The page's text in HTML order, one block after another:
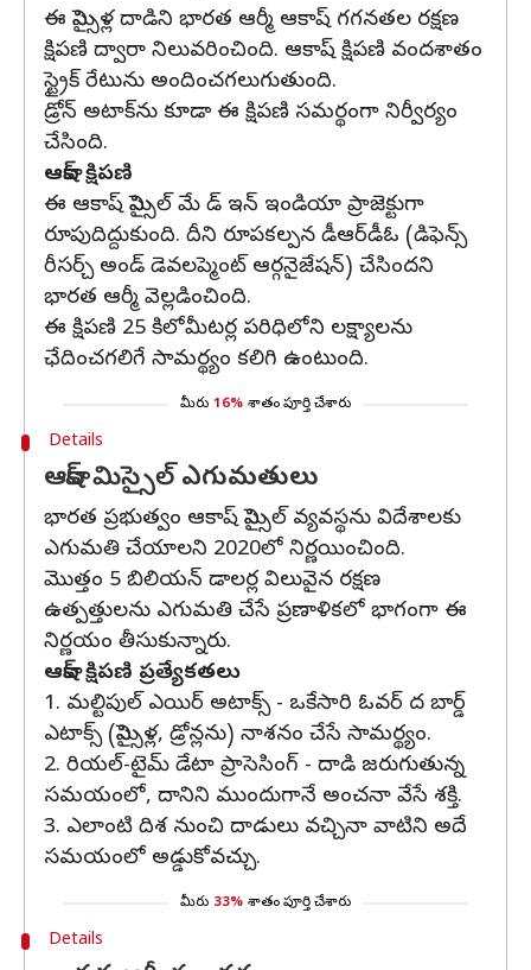
ఈ మిస్సైళ్ల దాడిని భారత ఆర్మీ ఆకాష్ గగనతల రక్షణ
క్షిపణి ద్వారా నిలువరించింది. ఆకాష్ క్షిపణి వందశాతం
స్ట్రైక్ రేటును అందించగలుగుతుంది.
డ్రోన్ అటాక్‌ను కూడా ఈ క్షిపణి సమర్థంగా నిర్వీర్యం
చేసింది.
ఆకాష్ క్షిపణి
ఈ ఆకాష్ మిస్సైల్ మే డ్ ఇన్ ఇండియా ప్రాజెక్టుగా
రూపుదిద్దుకుంది. దీని రూపకల్పన డీఆర్‌డీఓ (డిఫెన్స్
రీసర్చ్ అండ్ డెవలప్మెంట్ ఆర్గనైజేషన్) చేసిందని
భారత ఆర్మీ వెల్లడించింది.
ఈ క్షిపణి 25 కిలోమీటర్ల పరిధిలోని లక్ష్యాలను
ఛేదించగలిగే సామర్థ్యం కలిగి ఉంటుంది.
మీరు 16% శాతం పూర్తి చేశారు
Details
ఆకాష్ మిస్సైల్ ఎగుమతులు
భారత ప్రభుత్వం ఆకాష్ మిస్సైల్ వ్యవస్థను విదేశాలకు
ఎగుమతి చేయాలని 2020లో నిర్ణయించింది.
మొత్తం 5 బిలియన్ డాలర్ల విలువైన రక్షణ
ఉత్పత్తులను ఎగుమతి చేసే ప్రణాళికలో భాగంగా ఈ
నిర్ణయం తీసుకున్నారు.
ఆకాష్ క్షిపణి ప్రత్యేకతలు
1. మల్టిపుల్ ఎయిర్ అటాక్స్ - ఒకేసారి ఓవర్ ద బార్డ్
ఎటాక్స్ (మిస్సైళ్ల, డ్రోన్లను) నాశనం చేసే సామర్థ్యం.
2. రియల్-టైమ్ డేటా ప్రాసెసింగ్ - దాడి జరుగుతున్న
స‌మ‌యంలో, దానిని ముందుగానే అంచనా వేసే శక్తి.
3. ఎలాంటి దిశ నుంచి దాడులు వచ్చినా వాటిని అదే
సమయంలో అడ్డుకోవచ్చు.
మీరు 33% శాతం పూర్తి చేశారు
Details